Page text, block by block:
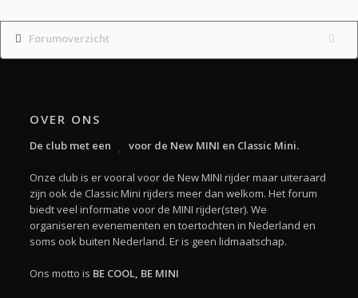
Forumoverzicht
OVER ONS
De club met een voor de New MINI en Classic Mini.
Onze club is er vooral voor de New MINI rijder maar uiteraard
zijn ook de Classic Mini rijders meer dan welkom. Het forum
biedt veel informatie voor de MINI rijder(ster). We
organiseren evenementen en toertochten in Nederland en
soms ook buiten Nederland. Er is geen lidmaatschap.
Ons motto is BE COOL, BE MINI